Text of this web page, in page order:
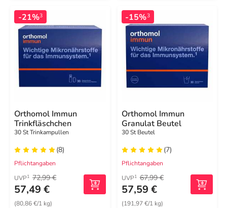
-21%3
Orthomol Immun
Trinkfläschchen
30 St Trinkampullen
(8)
Pflichtangaben
UVP1 72,99 €
57,49 €
(80,86 €/1 kg)
-15%3
Orthomol Immun
Granulat Beutel
30 St Beutel
(7)
Pflichtangaben
UVP1 67,99 €
57,59 €
(191,97 €/1 kg)